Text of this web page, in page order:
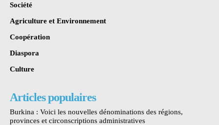
Société
Agriculture et Environnement
Coopération
Diaspora
Culture
Articles populaires
Burkina : Voici les nouvelles dénominations des régions,
provinces et circonscriptions administratives